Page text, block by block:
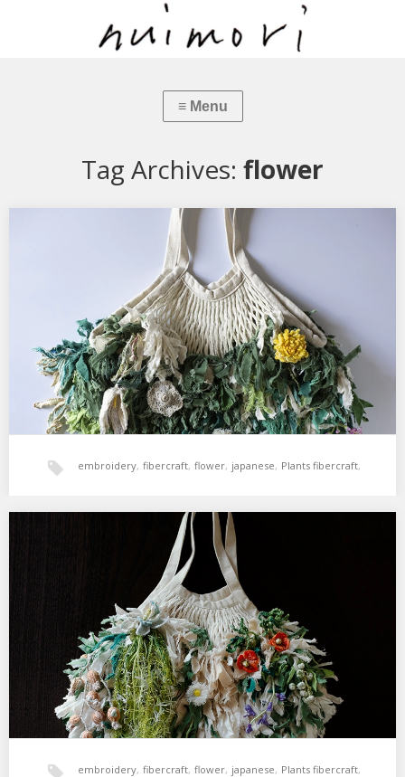
Tag Archives: flower
PLANTS BAG 緑（裏） 35cm×40cm（持ち手17cm） 編みバッグ全体
が植物で覆われたバッグ。洗…
embroidery, fibercraft, flower, japanese, Plants fibercraft,
刺繍 , 立体 花
35cm×35cm（持ち手17cm） 編みバッグ全体が植物で覆われたバッ
グ。 ナガミヒナゲシ、ヒメジョオン、ツ…
embroidery, fibercraft, flower, japanese, Plants fibercraft,